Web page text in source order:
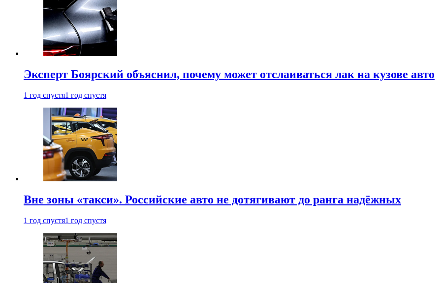
Эксперт Боярский объяснил, почему может отслаиваться лак на кузове авто
1 год спустя1 год спустя
Вне зоны «такси». Российские авто не дотягивают до ранга надёжных
1 год спустя1 год спустя